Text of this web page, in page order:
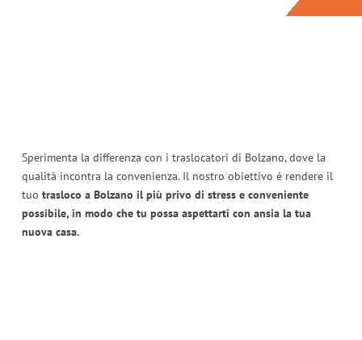
Sperimenta la differenza con i traslocatori di Bolzano, dove la
qualità incontra la convenienza. Il nostro obiettivo è rendere il
tuo trasloco a Bolzano il più privo di stress e conveniente
possibile, in modo che tu possa aspettarti con ansia la tua
nuova casa.